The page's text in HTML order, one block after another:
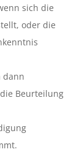
sich die
oder die
dann
Beurteilung